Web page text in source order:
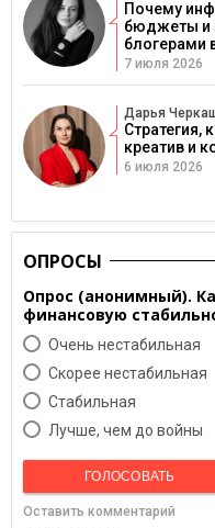
Почему
бюджеты и
блогерами
7 июля 2026
Дарья
Стратегия,
креатив и
6 июля 2026
ОПРОСЫ
Опрос (анонимный).
финансовую
Очень нестабильная
Скорее нестабильная
Cтабильная
Лучше, чем до войны
ГОЛОСОВАТЬ
Оставить комментарий